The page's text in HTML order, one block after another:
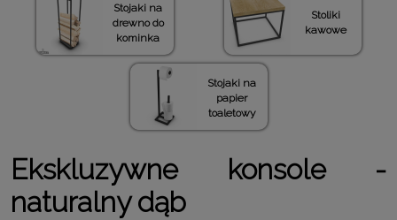
Stojaki na
drewno do
kominka
Stoliki
kawowe
Stojaki na
papier
toaletowy
Ekskluzywne konsole -
naturalny dąb